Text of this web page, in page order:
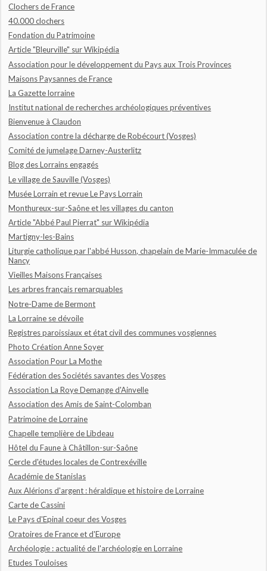
Clochers de France
40.000 clochers
Fondation du Patrimoine
Article "Bleurville" sur Wikipédia
Association pour le développement du Pays aux Trois Provinces
Maisons Paysannes de France
La Gazette lorraine
Institut national de recherches archéologiques préventives
Bienvenue à Claudon
Association contre la décharge de Robécourt (Vosges)
Comité de jumelage Darney-Austerlitz
Blog des Lorrains engagés
Le village de Sauville (Vosges)
Musée Lorrain et revue Le Pays Lorrain
Monthureux-sur-Saône et les villages du canton
Article "Abbé Paul Pierrat" sur Wikipédia
Martigny-les-Bains
Liturgie catholique par l'abbé Husson, chapelain de Marie-Immaculée de
Nancy
Vieilles Maisons Françaises
Les arbres français remarquables
Notre-Dame de Bermont
La Lorraine se dévoile
Registres paroissiaux et état civil des communes vosgiennes
Photo Création Anne Soyer
Association Pour La Mothe
Fédération des Sociétés savantes des Vosges
Association La Roye Demange d'Ainvelle
Association des Amis de Saint-Colomban
Patrimoine de Lorraine
Chapelle templière de Libdeau
Hôtel du Faune à Châtillon-sur-Saône
Cercle d'études locales de Contrexéville
Académie de Stanislas
Aux Alérions d'argent : héraldique et histoire de Lorraine
Carte de Cassini
Le Pays d'Epinal coeur des Vosges
Oratoires de France et d'Europe
Archéologie : actualité de l'archéologie en Lorraine
Etudes Touloises